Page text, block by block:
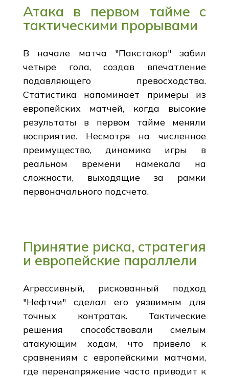
Атака в первом тайме с
тактическими прорывами
В начале матча "Пакстакор" забил
четыре гола, создав впечатление
подавляющего превосходства.
Статистика напоминает примеры из
европейских матчей, когда высокие
результаты в первом тайме меняли
восприятие. Несмотря на численное
преимущество, динамика игры в
реальном времени намекала на
сложности, выходящие за рамки
первоначального подсчета.
Принятие риска, стратегия
и европейские параллели
Агрессивный, рискованный подход
"Нефтчи" сделал его уязвимым для
точных контратак. Тактические
решения способствовали смелым
атакующим ходам, что привело к
сравнениям с европейскими матчами,
где перенапряжение часто приводит к